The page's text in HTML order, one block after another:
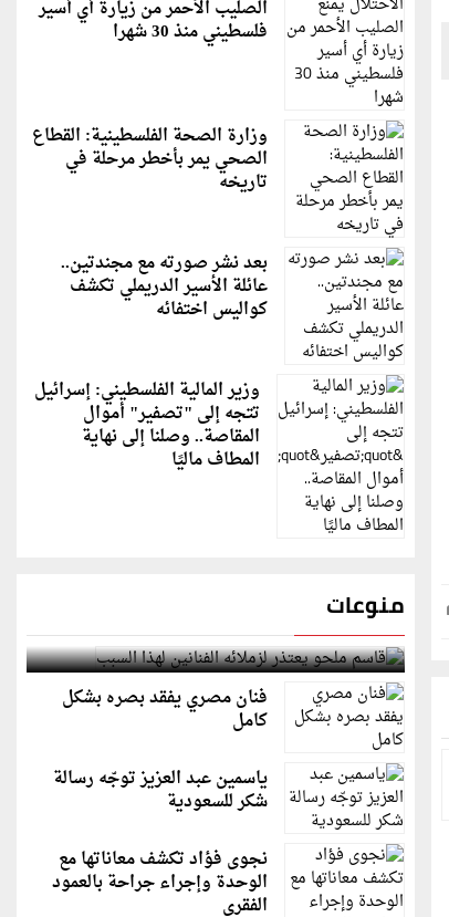
الصليب الأحمر من زيارة أي أسير
فلسطيني منذ 30 شهرا
وزارة الصحة الفلسطينية: القطاع
الصحي يمر بأخطر مرحلة في
تاريخه
بعد نشر صورته مع مجندتين..
عائلة الأسير الدريملي تكشف
كواليس اختفائه
وزير المالية الفلسطيني: إسرائيل
تتجه إلى "تصفير" أموال
المقاصة.. وصلنا إلى نهاية
المطاف ماليًا
منوعات
قاسم ملحو يعتذر لزملائه الفنانين لهذا السبب
فنان مصري يفقد بصره بشكل
كامل
ياسمين عبد العزيز توجّه رسالة
شكر للسعودية
نجوى فؤاد تكشف معاناتها مع
الوحدة وإجراء جراحة بالعمود
الفقري